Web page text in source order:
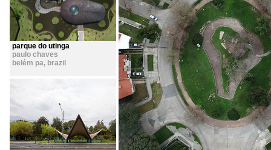
parque do utinga
paulo chaves
belém pa, brazil